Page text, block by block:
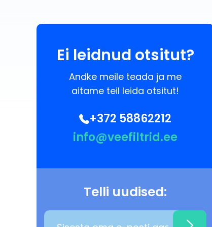
Ei leidnud otsitut?
Andke meile teada ja me
aitame teil leida otsitut!
+372 58862212
info@veefiltrid.ee
Telli uudised: